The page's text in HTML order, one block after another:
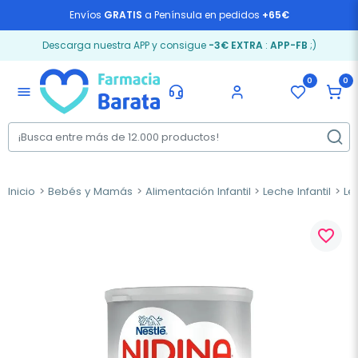
Envíos GRATIS a Península en pedidos +65€
Descarga nuestra APP y consigue -3€ EXTRA: APP-FB ;)
menu
0 0
Inicio Bebés y Mamás Alimentación Infantil Leche Infantil
favorite_border